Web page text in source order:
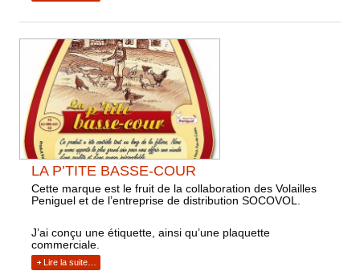
LA P’TITE BASSE-COUR
Cette marque est le fruit de la collaboration des Volailles
Peniguel et de l’entreprise de distribution SOCOVOL.
J’ai conçu une étiquette, ainsi qu’une plaquette
commerciale.
Lire la suite…